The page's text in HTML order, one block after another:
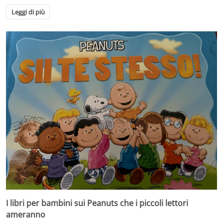
Leggi di più
I libri per bambini sui Peanuts che i piccoli lettori
ameranno